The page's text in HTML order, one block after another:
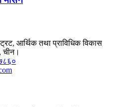
आर्थिक तथा प्राविधिक विकास
चीन।